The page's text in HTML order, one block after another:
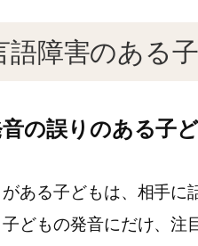
障害のある
音の誤りのある子
ある子どもは、相手に
どもの発音にだけ、注